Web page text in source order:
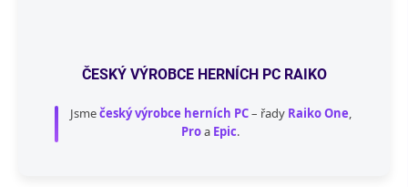
ČESKÝ VÝROBCE HERNÍCH PC RAIKO
Jsmečeský výrobce herních PC– řady Raiko One,
Proa Epic.